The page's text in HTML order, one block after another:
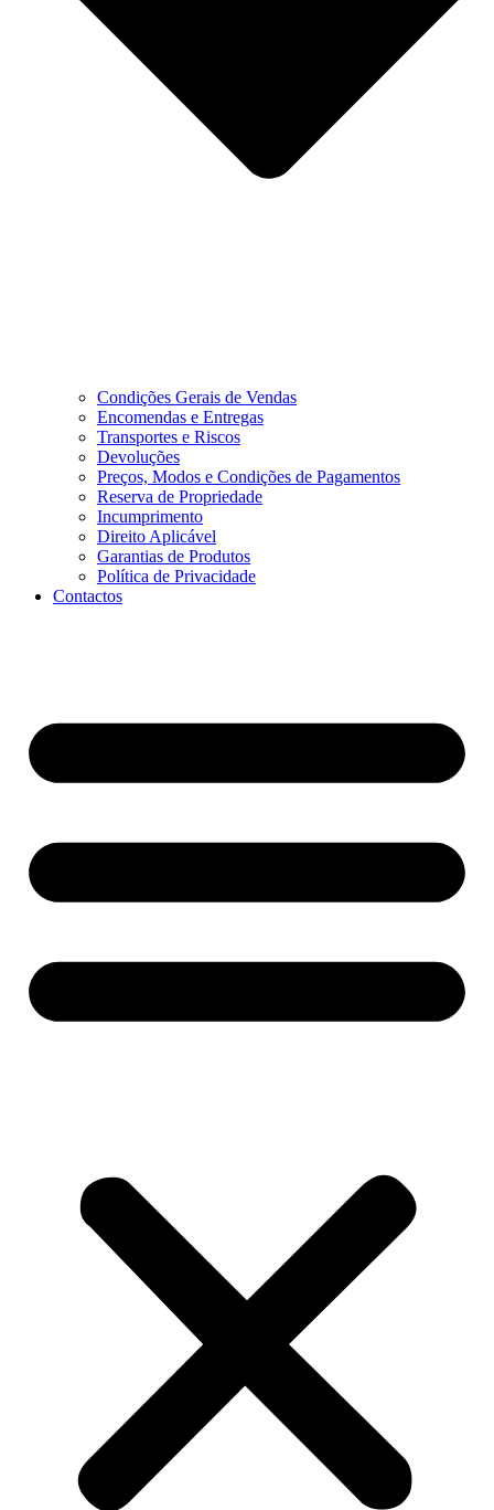
Condições Gerais de Vendas
Encomendas e Entregas
Transportes e Riscos
Devoluções
Preços, Modos e Condições de Pagamentos
Reserva de Propriedade
Incumprimento
Direito Aplicável
Garantias de Produtos
Política de Privacidade
Contactos